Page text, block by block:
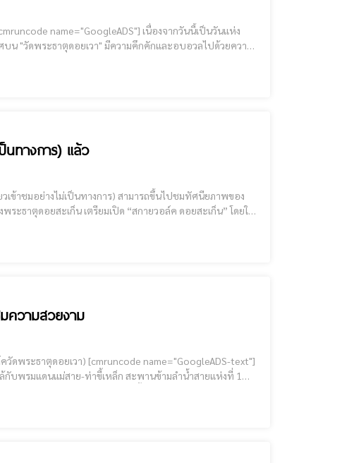
นทางการ) แล้ว
ความสวยงาม
name="GoogleADS-text"]
กับพรมแดนแม่สาย-ท่าขี้เหล็ก สะพานข้ามลำน้ำสายแห่งที่ 1